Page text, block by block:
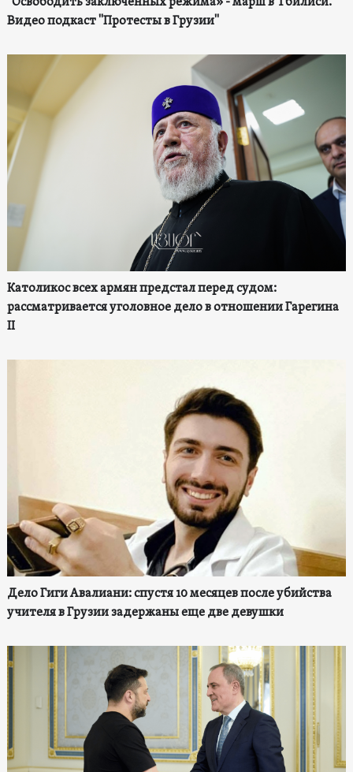
Видео подкаст "Протесты в Грузии"
Католикос всех армян предстал перед судом:
рассматривается уголовное дело в отношении Гарегина
II
Дело Гиги Авалиани: спустя 10 месяцев после убийства
учителя в Грузии задержаны еще две девушки